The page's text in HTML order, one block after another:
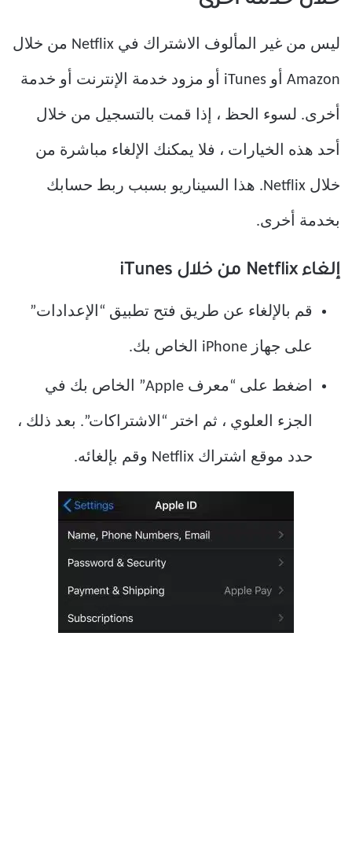
ليس من غير المألوف الاشتراك في Netflix من خلال
Amazon أو iTunes أو مزود خدمة الإنترنت أو خدمة
أخرى. لسوء الحظ ، إذا قمت بالتسجيل من خلال
أحد هذه الخيارات ، فلا يمكنك الإلغاء مباشرة من
خلال Netflix. هذا السيناريو بسبب ربط حسابك
بخدمة أخرى.
إلغاء Netflix من خلال iTunes
قم بالإلغاء عن طريق فتح تطبيق “الإعدادات”
على جهاز iPhone الخاص بك.
اضغط على “معرف Apple” الخاص بك في
الجزء العلوي ، ثم اختر “الاشتراكات”. بعد ذلك ،
حدد موقع اشتراك Netflix وقم بإلغائه.